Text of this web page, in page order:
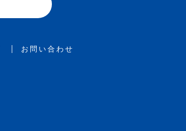
お問い合わせ